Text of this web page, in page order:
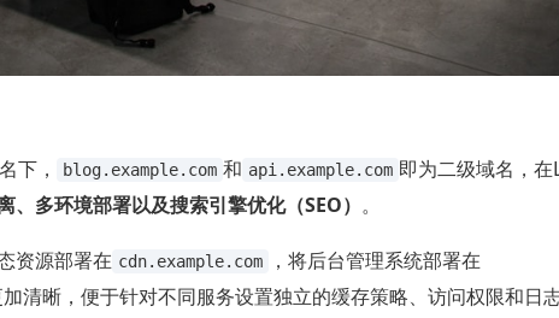
下， blog.example.com 和 api.example.com 即为二级域名，在
、多环境部署以及搜索引擎优化（SEO） 。
资源部署在 cdn.example.com
，将后台管理系统部署在
清晰，便于针对不同服务设置独立的缓存策略、访问权限和日